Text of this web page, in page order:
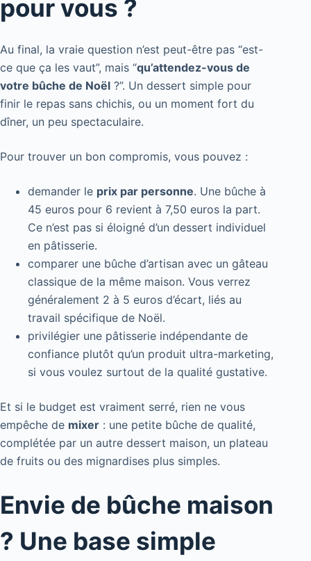
pour vous ?
Au final, la vraie question n’est peut-être pas “est-
ce que ça les vaut”, mais “qu’attendez-vous de
votre bûche de Noël ?”. Un dessert simple pour
finir le repas sans chichis, ou un moment fort du
dîner, un peu spectaculaire.
Pour trouver un bon compromis, vous pouvez :
demander le prix par personne. Une bûche à
45 euros pour 6 revient à 7,50 euros la part.
Ce n’est pas si éloigné d’un dessert individuel
en pâtisserie.
comparer une bûche d’artisan avec un gâteau
classique de la même maison. Vous verrez
généralement 2 à 5 euros d’écart, liés au
travail spécifique de Noël.
privilégier une pâtisserie indépendante de
confiance plutôt qu’un produit ultra-marketing,
si vous voulez surtout de la qualité gustative.
Et si le budget est vraiment serré, rien ne vous
empêche de mixer : une petite bûche de qualité,
complétée par un autre dessert maison, un plateau
de fruits ou des mignardises plus simples.
Envie de bûche maison
? Une base simple